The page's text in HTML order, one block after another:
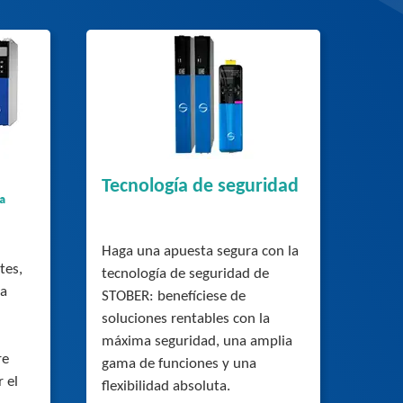
el
Tecnología de seguridad
Haga una apuesta segura con la
tecnología de seguridad de
STOBER: benefíciese de
soluciones rentables con la
máxima seguridad, una amplia
gama de funciones y una
flexibilidad absoluta.